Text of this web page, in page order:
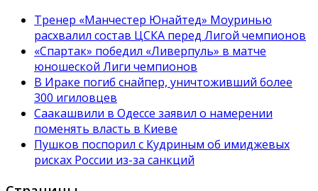
Тренер «Манчестер Юнайтед» Моуринью
расхвалил состав ЦСКА перед Лигой чемпионов
«Спартак» победил «Ливерпуль» в матче
юношеской Лиги чемпионов
В Ираке погиб снайпер, уничтоживший более
300 игиловцев
Саакашвили в Одессе заявил о намерении
поменять власть в Киеве
Пушков поспорил с Кудриным об имиджевых
рисках России из-за санкций